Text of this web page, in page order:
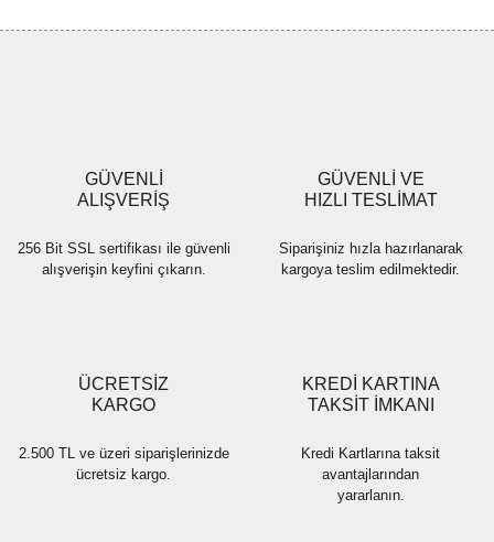
Ürün fiyatı diğer sitelerden daha pahalı.
Bu ürüne benzer farklı alternatifler olmalı.
GÜVENLİ
ALIŞVERİŞ
256 Bit SSL sertifikası ile güvenli
alışverişin keyfini çıkarın.
GÜVENLİ VE
HIZLI TESLİMAT
Siparişiniz hızla hazırlanarak
kargoya teslim edilmektedir.
ÜCRETSİZ
KARGO
2.500 TL ve üzeri siparişlerinizde
ücretsiz kargo.
KREDİ KARTINA
TAKSİT İMKANI
Kredi Kartlarına taksit
avantajlarından
yararlanın.